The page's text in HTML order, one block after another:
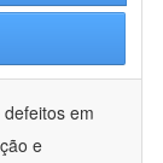
em
e